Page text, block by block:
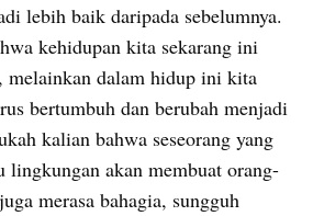
lebih baik daripada sebelumnya.
kehidupan kita sekarang ini
melainkan dalam hidup ini kita
bertumbuh dan berubah menjadi
kalian bahwa seseorang yang
lingkungan akan membuat orang-
merasa bahagia, sungguh